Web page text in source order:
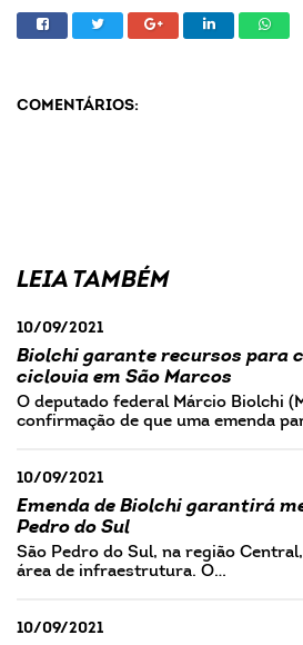
COMENTÁRIOS:
LEIA TAMBÉM
10/09/2021
Biolchi garante recursos para
ciclovia em São Marcos
O deputado federal Márcio Biolchi
confirmação de que uma emenda
10/09/2021
Emenda de Biolchi garantirá
Pedro do Sul
São Pedro do Sul, na região
área de infraestrutura. O…
10/09/2021